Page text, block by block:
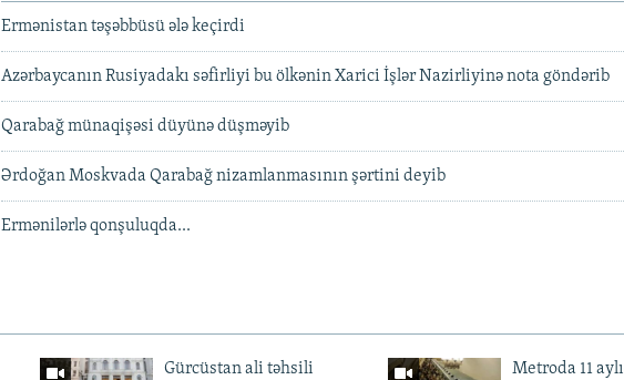
Ermənistan təşəbbüsü ələ keçirdi
Azərbaycanın Rusiyadakı səfirliyi bu ölkənin Xarici İşlər Nazirliyinə nota göndərib
Qarabağ münaqişəsi düyünə düşməyib
Ərdoğan Moskvada Qarabağ nizamlanmasının şərtini deyib
Ermənilərlə qonşuluqda...
Gürcüstan ali təhsili
Metroda 11